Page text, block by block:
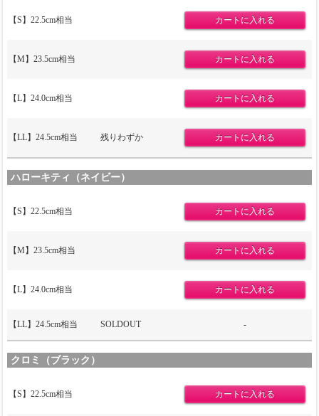
【S】22.5cm相当
【M】23.5cm相当
【L】24.0cm相当
【LL】24.5cm相当 残りわずか
ハローキティ（ネイビー）
【S】22.5cm相当
【M】23.5cm相当
【L】24.0cm相当
【LL】24.5cm相当 SOLDOUT -
クロミ（ブラック）
【S】22.5cm相当